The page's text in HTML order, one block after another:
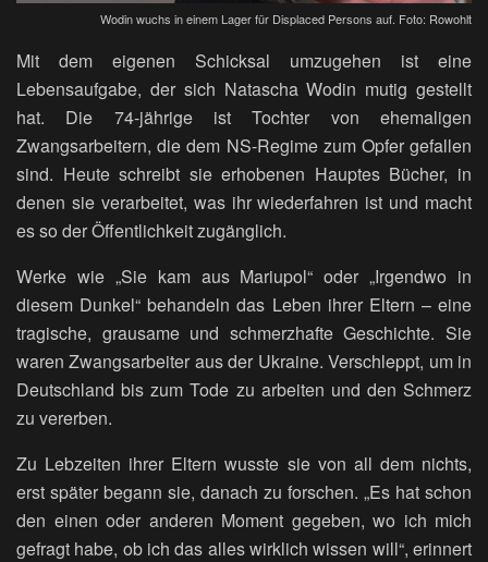
Wodin wuchs in einem Lager für Displaced Persons auf. Foto: Rowohlt
Mit dem eigenen Schicksal umzugehen ist eine
Lebensaufgabe, der sich Natascha Wodin mutig gestellt
hat. Die 74-jährige ist Tochter von ehemaligen
Zwangsarbeitern, die dem NS-Regime zum Opfer gefallen
sind. Heute schreibt sie erhobenen Hauptes Bücher, in
denen sie verarbeitet, was ihr wiederfahren ist und macht
es so der Öffentlichkeit zugänglich.
Werke wie „Sie kam aus Mariupol“ oder „Irgendwo in
diesem Dunkel“ behandeln das Leben ihrer Eltern – eine
tragische, grausame und schmerzhafte Geschichte. Sie
waren Zwangsarbeiter aus der Ukraine. Verschleppt, um in
Deutschland bis zum Tode zu arbeiten und den Schmerz
zu vererben.
Zu Lebzeiten ihrer Eltern wusste sie von all dem nichts,
erst später begann sie, danach zu forschen. „Es hat schon
den einen oder anderen Moment gegeben, wo ich mich
gefragt habe, ob ich das alles wirklich wissen will“, erinnert